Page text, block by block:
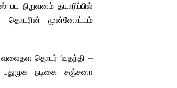
நிறுவனம் தயாரிப்பில்
தொடரின் முன்னோட்டம்
வலைதள தொடர் ‘வதந்தி –
நடிகை சஞ்சனா